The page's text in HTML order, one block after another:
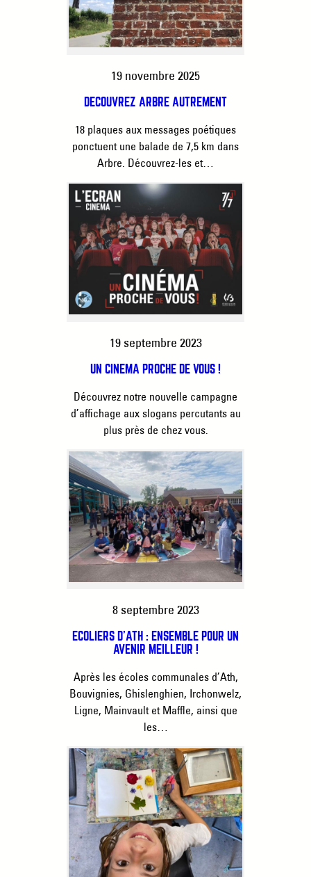
19 novembre 2025
DÉCOUVREZ ARBRE AUTREMENT
18 plaques aux messages poétiques
ponctuent une balade de 7,5 km dans
Arbre. Découvrez-les et…
19 septembre 2023
UN CINÉMA PROCHE DE VOUS !
Découvrez notre nouvelle campagne
d’affichage aux slogans percutants au
plus près de chez vous.
8 septembre 2023
ÉCOLIERS D’ATH : ENSEMBLE POUR UN
AVENIR MEILLEUR !
Après les écoles communales d’Ath,
Bouvignies, Ghislenghien, Irchonwelz,
Ligne, Mainvault et Maffle, ainsi que
les…